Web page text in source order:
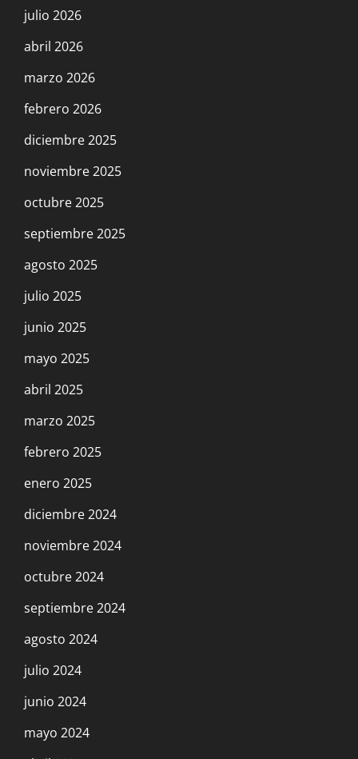
julio 2026
abril 2026
marzo 2026
febrero 2026
diciembre 2025
noviembre 2025
octubre 2025
septiembre 2025
agosto 2025
julio 2025
junio 2025
mayo 2025
abril 2025
marzo 2025
febrero 2025
enero 2025
diciembre 2024
noviembre 2024
octubre 2024
septiembre 2024
agosto 2024
julio 2024
junio 2024
mayo 2024